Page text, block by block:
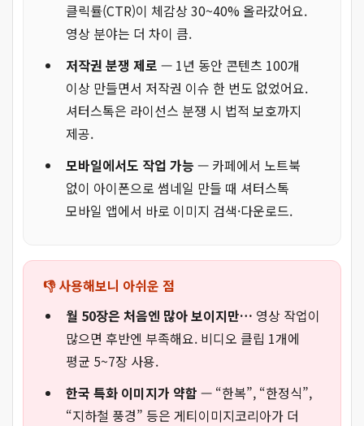
클릭률(CTR)이 체감상 30~40% 올라갔어요.
영상 분야는 더 차이 큼.
저작권 분쟁 제로 — 1년 동안 콘텐츠 100개
이상 만들면서 저작권 이슈 한 번도 없었어요.
셔터스톡은 라이선스 분쟁 시 법적 보호까지
제공.
모바일에서도 작업 가능 — 카페에서 노트북
없이 아이폰으로 썸네일 만들 때 셔터스톡
모바일 앱에서 바로 이미지 검색·다운로드.
👎 사용해보니 아쉬운 점
월 50장은 처음엔 많아 보이지만… 영상 작업이
많으면 후반엔 부족해요. 비디오 클립 1개에
평균 5~7장 사용.
한국 특화 이미지가 약함 — “한복”, “한정식”,
“지하철 풍경” 등은 게티이미지코리아가 더